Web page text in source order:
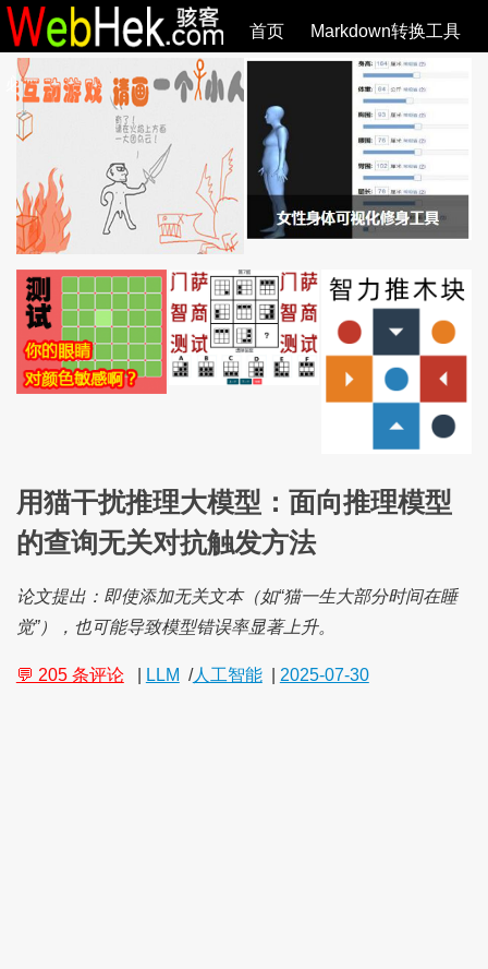
首页 Markdown转换工具
必观作品 SVG教程 SVG手册 全部文章
用猫干扰推理大模型：面向推理模型
的查询无关对抗触发方法
论文提出：即使添加无关文本（如“猫一生大部分时间在睡
觉”），也可能导致模型错误率显著上升。
💬 205 条评论 LLM /人工智能 2025-07-30